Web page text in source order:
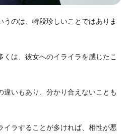
うのは、特段珍しいことではありま
くは、彼女へのイライラを感じたこ
違いもあり、分かり合えないことも
イラすることが多ければ、相性が悪